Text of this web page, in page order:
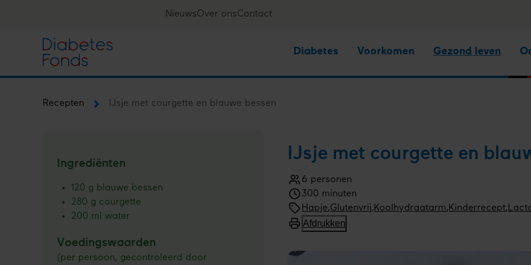
gaan
NieuwsOver onsContact
Diabetes Voorkomen Gezond leven
Recepten IJsje met courgette en blauwe bessen
IJsje met courgette en
Aantal
personen
6 personen
Kooktijd
300 minuten
Menugang
Hapje Soort
gerecht
Glutenvrij,Koolhydraatarm,Kinderrecept,
Afdrukken
Ingrediënten
120 g blauwe bessen
280 g courgette
200 ml water
Voedingswaarden
(per persoon, gecontroleerd door